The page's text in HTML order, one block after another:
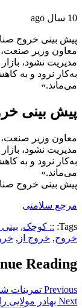
10 سال ago
پیش‌ بینی خروج
معاون وزیر
مدیریت نشود،
به‌کار نرود و به
می‌ماند.»
پیش‌ بینی
معاون وزیر
مدیریت نشود،
به‌کار نرود و به
می‌ماند.»
پیش‌ بینی خروج
مرجع سلامتی
Tags: :: کوچک, بینی
خروج, خروج از ,
Reading
Previous تمرینات
Next بهادر مولایی